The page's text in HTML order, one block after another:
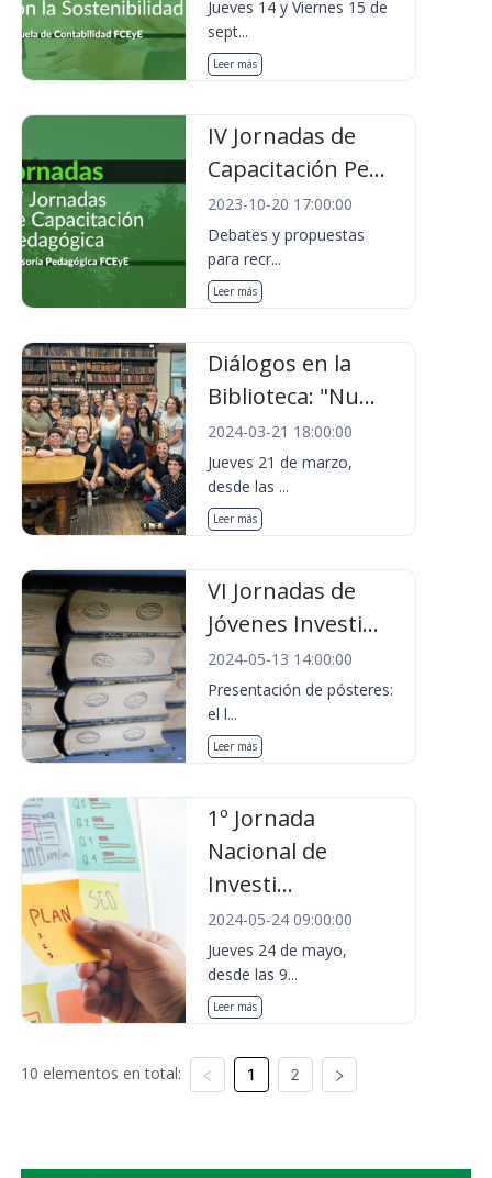
Jueves 14 y Viernes 15 de
sept...
Leer más
IV Jornadas de
Capacitación Pe...
2023-10-20 17:00:00
Debates y propuestas
para recr...
Leer más
Diálogos en la
Biblioteca: "Nu...
2024-03-21 18:00:00
Jueves 21 de marzo,
desde las ...
Leer más
VI Jornadas de
Jóvenes Investi...
2024-05-13 14:00:00
Presentación de pósteres:
el l...
Leer más
1º Jornada
Nacional de
Investi...
2024-05-24 09:00:00
Jueves 24 de mayo,
desde las 9...
Leer más
10 elementos en total: 1 2